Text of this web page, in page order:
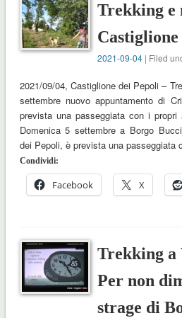
Trekking e
2021-09-04 | Filed
2021/09/04, Castiglione dei Pepoli –
settembre nuovo appuntamento di
prevista una passeggiata con i
Domenica 5 settembre a Borgo
dei Pepoli, è prevista una
Condividi:
Facebook X
Trekking a
Per non
strage di